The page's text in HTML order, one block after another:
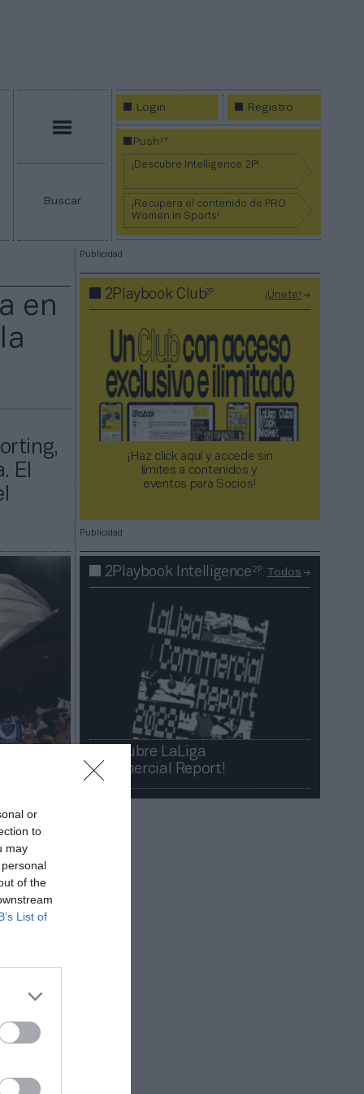
or
to
may
of the
List of
Buscar
Login Registro
Push2P
¡Descubre Intelligence 2P!
¡Recupera el contenido de PRO
Women in Sports!
en
El
de
Publicidad
2Playbook Club2P ¡Únete!
¡Haz click aquí y accede sin
límites a contenidos y
eventos para Socios!​​​​​​​
Publicidad
2Playbook Intelligence2P Todos
¡Descubre LaLiga
Commercial Report!​​